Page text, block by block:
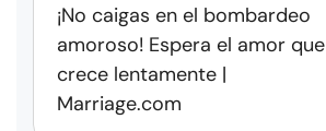
¡No caigas en el bombardeo
amoroso! Espera el amor que
crece lentamente |
Marriage.com